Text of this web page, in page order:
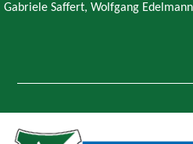
Gabriele Saffert, Wolfgang